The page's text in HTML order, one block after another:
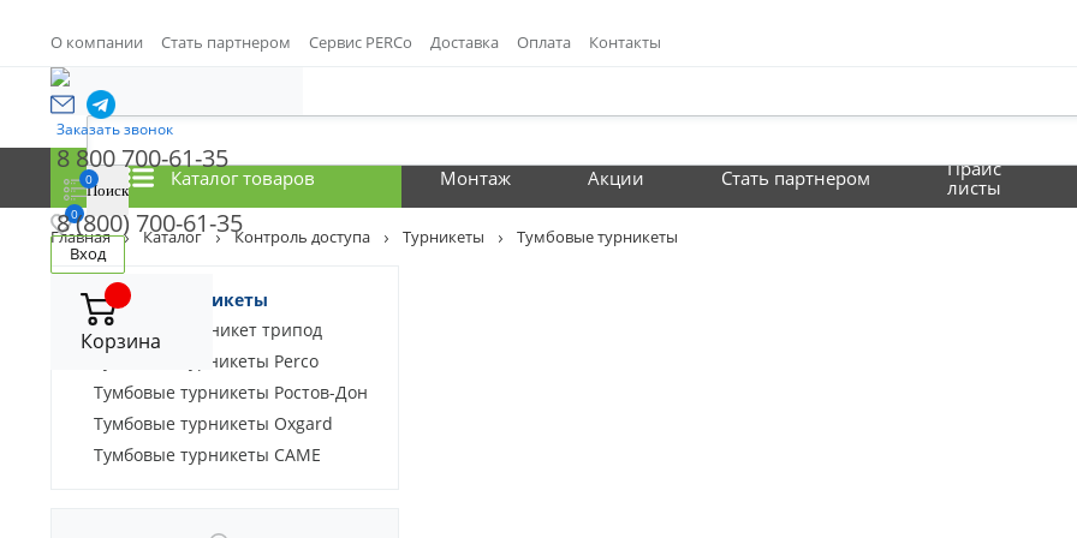
О компании Стать партнером Сервис PERCo Доставка Оплата Контакты
Заказать звонок
8 800 700-61-35
8 (800) 700-61-35
0
0
Вход
Корзина
Каталог товаров Монтаж Акции Стать партнером
Прайс
листы
Главная Каталог Контроль доступа Турникеты Тумбовые турникеты
Тумбовые турникеты
Тумбовый турникет трипод
Тумбовые турникеты Perco
Тумбовые турникеты Ростов-Дон
Тумбовые турникеты Oxgard
Тумбовые турникеты CAME